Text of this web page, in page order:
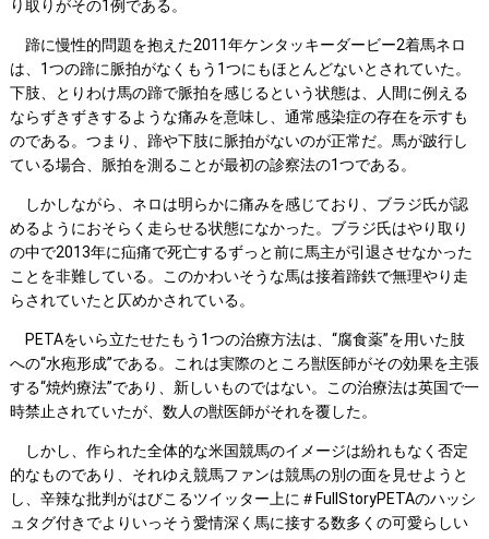
り取りがその1例である。
蹄に慢性的問題を抱えた2011年ケンタッキーダービー2着馬ネロ
は、1つの蹄に脈拍がなくもう1つにもほとんどないとされていた。
下肢、とりわけ馬の蹄で脈拍を感じるという状態は、人間に例える
ならずきずきするような痛みを意味し、通常感染症の存在を示すも
のである。つまり、蹄や下肢に脈拍がないのが正常だ。馬が跛行し
ている場合、脈拍を測ることが最初の診察法の1つである。
しかしながら、ネロは明らかに痛みを感じており、ブラジ氏が認
めるようにおそらく走らせる状態になかった。ブラジ氏はやり取り
の中で2013年に疝痛で死亡するずっと前に馬主が引退させなかった
ことを非難している。このかわいそうな馬は接着蹄鉄で無理やり走
らされていたと仄めかされている。
PETAをいら立たせたもう1つの治療方法は、“腐食薬”を用いた肢
への“水疱形成”である。これは実際のところ獣医師がその効果を主張
する“焼灼療法”であり、新しいものではない。この治療法は英国で一
時禁止されていたが、数人の獣医師がそれを覆した。
しかし、作られた全体的な米国競馬のイメージは紛れもなく否定
的なものであり、それゆえ競馬ファンは競馬の別の面を見せようと
し、辛辣な批判がはびこるツイッター上に＃FullStoryPETAのハッシ
ュタグ付きでよりいっそう愛情深く馬に接する数多くの可愛らしい